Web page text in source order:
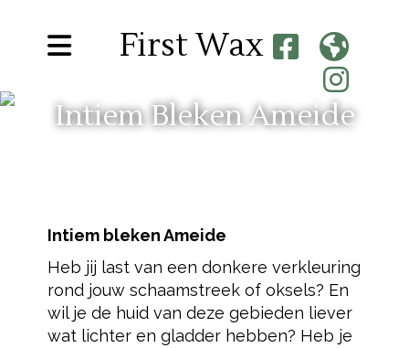
First Wax
Intiem Bleken Ameide
Intiem bleken Ameide
Heb jij last van een donkere verkleuring
rond jouw schaamstreek of oksels? En
wil je de huid van deze gebieden liever
wat lichter en gladder hebben? Heb je